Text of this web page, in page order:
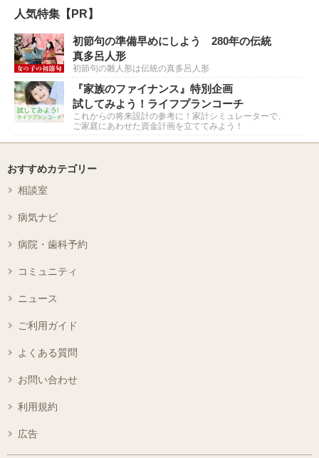
人気特集【PR】
初節句の準備早めにしよう 280年の伝統
真多呂人形
初節句の雛人形は伝統の真多呂人形
『家族のファイナンス』特別企画
試してみよう！ライフプランコーチ
これからの将来設計の参考に！家計シミュレーターで、
ご家庭にあわせた資金計画を立ててみよう！
おすすめカテゴリー
相談室
病気ナビ
病院・歯科予約
コミュニティ
ニュース
ご利用ガイド
よくある質問
お問い合わせ
利用規約
広告